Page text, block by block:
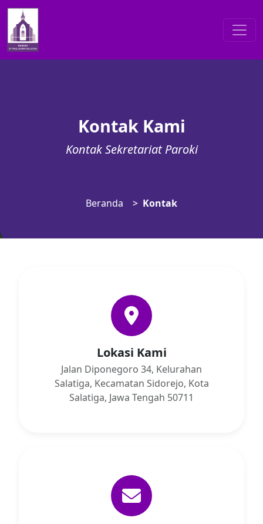
Kontak Kami
Kontak Sekretariat Paroki
Beranda Kontak
Lokasi Kami
Jalan Diponegoro 34, Kelurahan
Salatiga, Kecamatan Sidorejo, Kota
Salatiga, Jawa Tengah 50711